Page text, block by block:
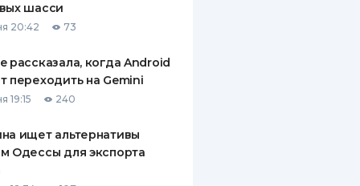
шасси
20:42 73
рассказала, когда Android
переходить на Gemini
19:15 240
ищет альтернативы
Одессы для экспорта